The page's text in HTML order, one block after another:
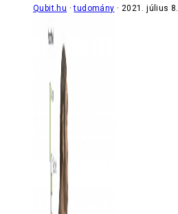
Qubit.hu tudomány 2021. július 8.